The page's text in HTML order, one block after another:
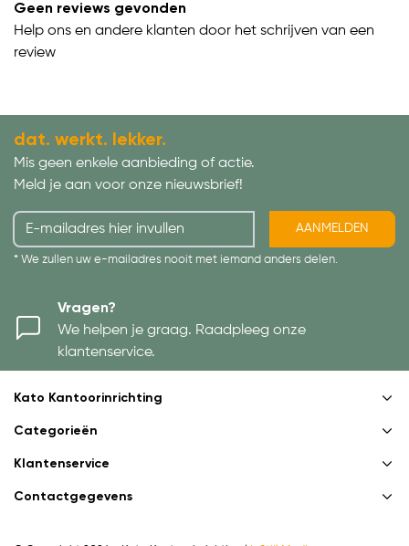
Geen reviews gevonden
Help ons en andere klanten door het schrijven van een
review
dat. werkt. lekker.
Mis geen enkele aanbieding of actie.
Meld je aan voor onze nieuwsbrief!
AANMELDEN
* We zullen uw e-mailadres nooit met iemand anders delen.
Vragen?
We helpen je graag. Raadpleeg onze
klantenservice.
Kato Kantoorinrichting
Categorieën
Klantenservice
Contactgegevens